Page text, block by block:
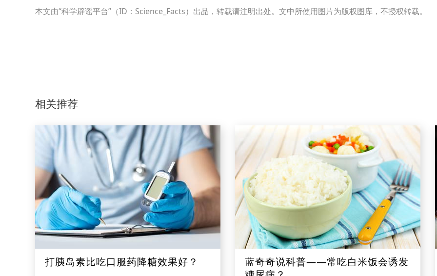
本文由“科学辟谣平台”（ID：Science_Facts）出品，转载请注明出处。文中所使用图片为版权图库，不授权转载。
相关推荐
打胰岛素比吃口服药降糖效果好？
蓝奇奇说科普——常吃白米饭会诱发